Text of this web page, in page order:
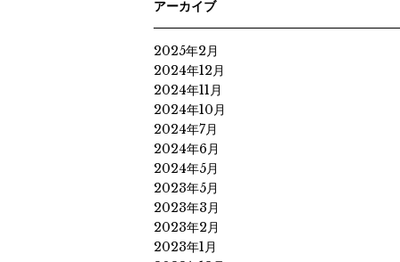
アーカイブ
2025年2月
2024年12月
2024年11月
2024年10月
2024年7月
2024年6月
2024年5月
2023年5月
2023年3月
2023年2月
2023年1月